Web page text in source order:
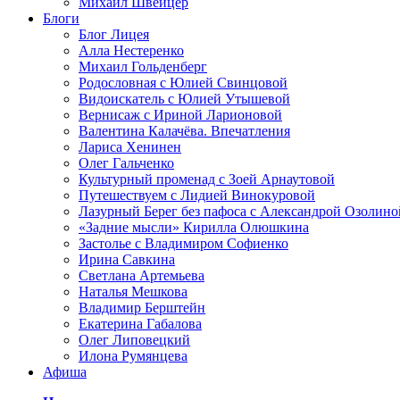
Блоги
Блог Лицея
Алла Нестеренко
Михаил Гольденберг
Родословная с Юлией Свинцовой
Видоискатель с Юлией Утышевой
Вернисаж с Ириной Ларионовой
Валентина Калачёва. Впечатления
Лариса Хенинен
Олег Гальченко
Культурный променад с Зоей Арнаутовой
Путешествуем с Лидией Винокуровой
Лазурный Берег без пафоса с Александрой
«Задние мысли» Кирилла Олюшкина
Застолье с Владимиром Софиенко
Ирина Савкина
Светлана Артемьева
Наталья Мешкова
Владимир Берштейн
Екатерина Габалова
Олег Липовецкий
Илона Румянцева
Афиша